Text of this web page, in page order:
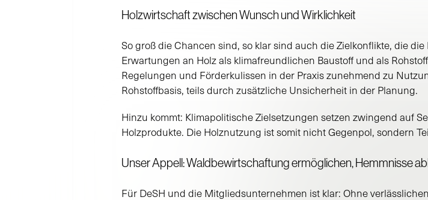
Holzwirtschaft zwischen Wunsch und Wirklichkeit
So groß die Chancen sind, so klar sind auch die Zielkonflikte, die
Erwartungen an Holz als klimafreundlichen Baustoff und als
Regelungen und Förderkulissen in der Praxis zunehmend zu
Rohstoffbasis, teils durch zusätzliche Unsicherheit in der Planung.
Hinzu kommt: Klimapolitische Zielsetzungen setzen zwingend auf
Holzprodukte. Die Holznutzung ist somit nicht Gegenpol, sondern
Unser Appell: Waldbewirtschaftung ermöglichen, Hemmnisse
Für DeSH und die Mitgliedsunternehmen ist klar: Ohne